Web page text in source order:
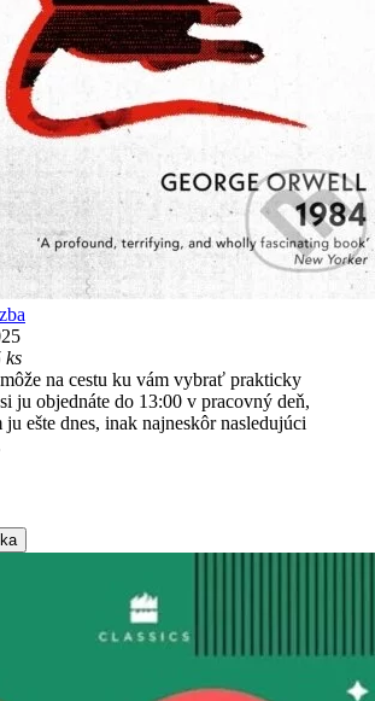
ks
na cestu ku vám vybrať prakticky
ju objednáte do 13:00 v pracovný deň,
ju ešte dnes, inak najneskôr nasledujúci